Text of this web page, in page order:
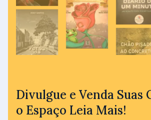
Divulgue e Venda Suas
o Espaço Leia Mais!